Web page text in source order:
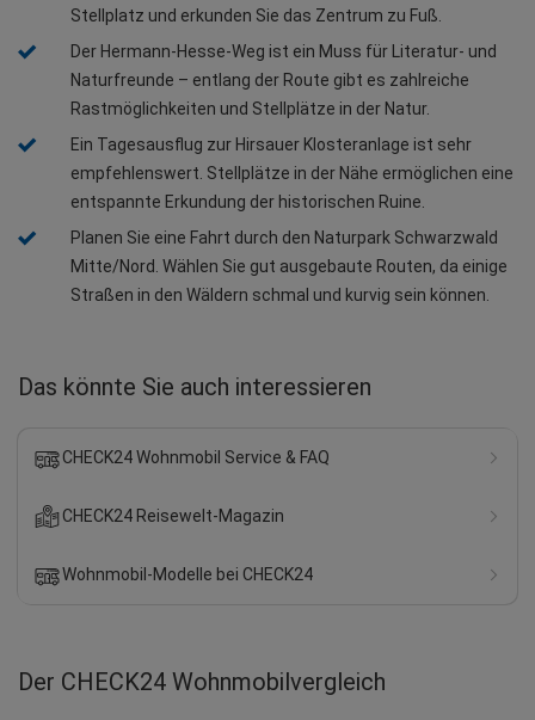
Stellplatz und erkunden Sie das Zentrum zu Fuß.
Der Hermann-Hesse-Weg ist ein Muss für Literatur- und
Naturfreunde – entlang der Route gibt es zahlreiche
Rastmöglichkeiten und Stellplätze in der Natur.
Ein Tagesausflug zur Hirsauer Klosteranlage ist sehr
empfehlenswert. Stellplätze in der Nähe ermöglichen eine
entspannte Erkundung der historischen Ruine.
Planen Sie eine Fahrt durch den Naturpark Schwarzwald
Mitte/Nord. Wählen Sie gut ausgebaute Routen, da einige
Straßen in den Wäldern schmal und kurvig sein können.
Das könnte Sie auch interessieren
CHECK24 Wohnmobil Service & FAQ
CHECK24 Reisewelt-Magazin
Wohnmobil-Modelle bei CHECK24
Der CHECK24 Wohnmobilvergleich